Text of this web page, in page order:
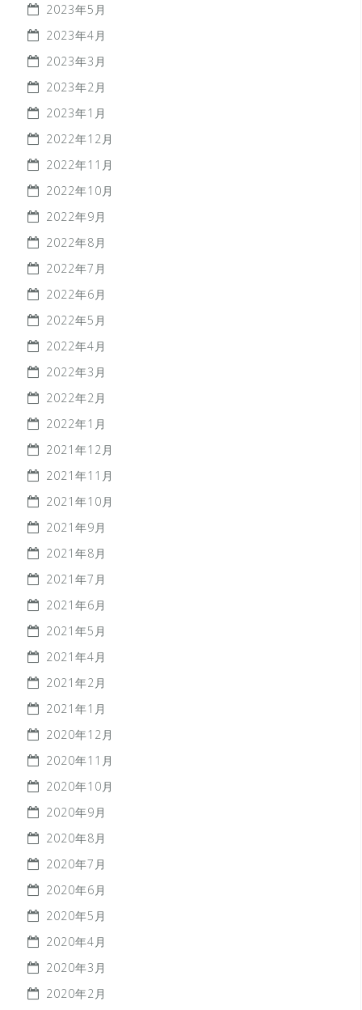
2023年5月
2023年4月
2023年3月
2023年2月
2023年1月
2022年12月
2022年11月
2022年10月
2022年9月
2022年8月
2022年7月
2022年6月
2022年5月
2022年4月
2022年3月
2022年2月
2022年1月
2021年12月
2021年11月
2021年10月
2021年9月
2021年8月
2021年7月
2021年6月
2021年5月
2021年4月
2021年2月
2021年1月
2020年12月
2020年11月
2020年10月
2020年9月
2020年8月
2020年7月
2020年6月
2020年5月
2020年4月
2020年3月
2020年2月